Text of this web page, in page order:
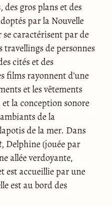
gros plans et des
par la Nouvelle
se caractérisent par de
travellings de personnes
cités et des
films rayonnent d’une
et les vêtements
la conception sonore
de la
de la mer. Dans
, Delphine (jouée par
allée verdoyante,
est accueillie par une
est au bord des